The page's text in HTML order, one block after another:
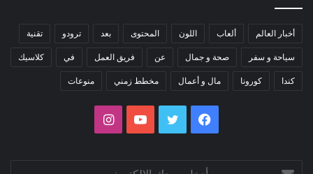
أخبار العالم ألعاب اللون المحتوى بعد ترودو تقنية
سياحة و سفر صحة و جمال عن فريق العمل في كلاسيك
كندا كورونا مال و أعمال مخطط زمني منوعات
فيسبوك تويتر يوتيوبانستقرام